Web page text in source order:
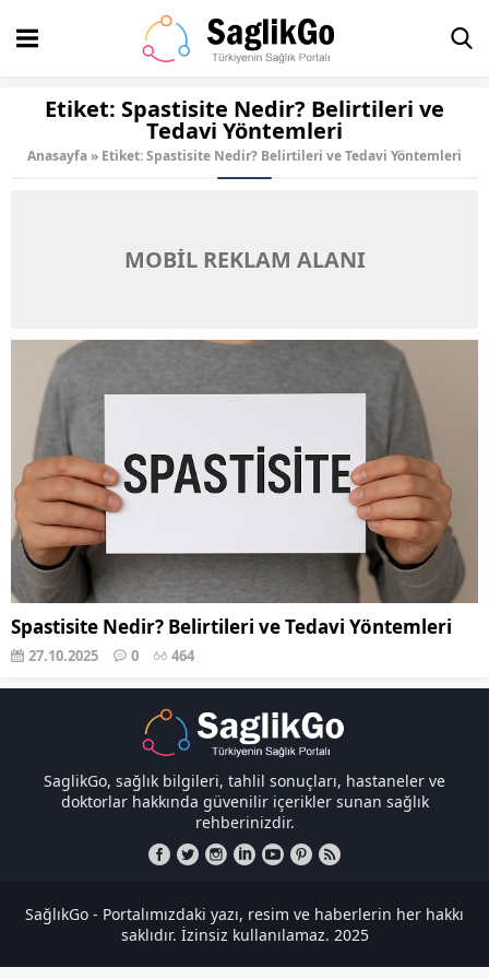
Etiket: Spastisite Nedir? Belirtileri ve
Tedavi Yöntemleri
Anasayfa» Etiket: Spastisite Nedir? Belirtileri ve Tedavi Yöntemleri
MOBİL REKLAM ALANI
Spastisite Nedir? Belirtileri ve Tedavi Yöntemleri
27.10.2025 0 464
SaglikGo, sağlık bilgileri, tahlil sonuçları, hastaneler ve
doktorlar hakkında güvenilir içerikler sunan sağlık
rehberinizdir.
SağlıkGo - Portalımızdaki yazı, resim ve haberlerin her hakkı
saklıdır. İzinsiz kullanılamaz. 2025